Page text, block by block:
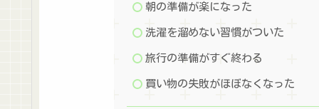
朝の準備が楽になった
洗濯を溜めない習慣がついた
旅行の準備がすぐ終わる
買い物の失敗がほぼなくなった